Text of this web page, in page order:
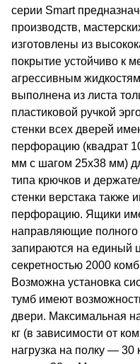
серии Smart
производств,
изготовлены из
покрытие устойчиво к
агрессивным
выполнена из листа
пластиковой ручкой
стенки всех дверей
перфорацию (квадрат
мм с шагом 25х38 мм)
типа крючков и
стенки верстака также
перфорацию. Ящики
направляющие
запираются на единый
секретностью 2000
Возможна установка
тумб имеют
двери. Максимальная
кг (в зависимости от
нагрузка на полку — 30